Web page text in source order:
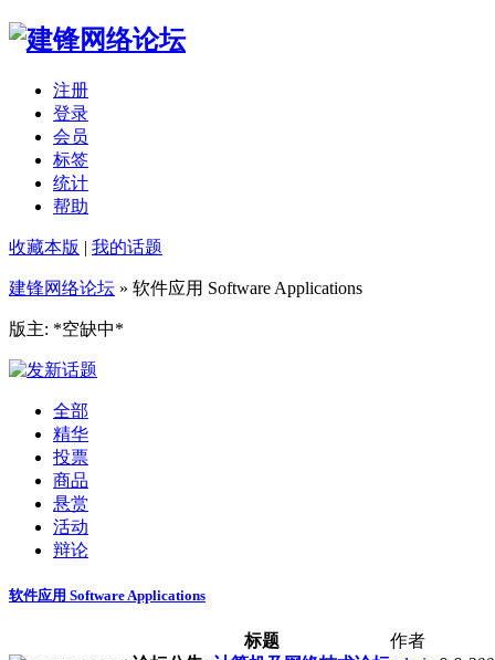
注册
登录
会员
标签
统计
帮助
收藏本版 | 我的话题
建锋网络论坛 » 软件应用 Software Applications
版主: *空缺中*
全部
精华
投票
商品
悬赏
活动
辩论
软件应用 Software Applications
标题
作者